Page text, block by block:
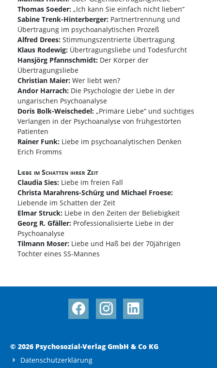
Thomas Soeder: „Ich kann Sie einfach nicht lieben“
Sabine Trenk-Hinterberger: Partnertrennung und
Übertragung im psychoanalytischen Prozeß
Alfred Drees: Stimmungszentrierte Übertragung
Klaus Rodewig: Übertragungsliebe und Todesfurcht
Hansjörg Pfannschmidt: Der Körper der
Übertragungsliebe
Christian Maier: Wer liebt wen?
Andor Harrach: Die Psychologie der Liebe in der
ungarischen Psychoanalyse
Doris Bolk-Weischedel: „Primäre Liebe“ und süchtiges
Verlangen in der Psychoanalyse von frühgestörten
Patienten
Rainer Funk: Liebe im psychoanalytischen Denken
Erich Fromms
Liebe im Schatten ihrer Zeit
Claudia Sies: Liebe im freien Fall
Christa Marahrens-Schürg und Michael Froese:
Liebende im Schatten der Zeit
Elmar Struck: Liebe in den Zeiten der Beliebigkeit
Georg R. Gfäller: Professionalisierte Liebe in der
Psychoanalyse
Tilmann Moser: Liebe und Haß bei der 70jährigen
Tochter eines SS-Mannes
© 2026 Psychosozial-Verlag GmbH & Co KG
Datenschutzerklärung